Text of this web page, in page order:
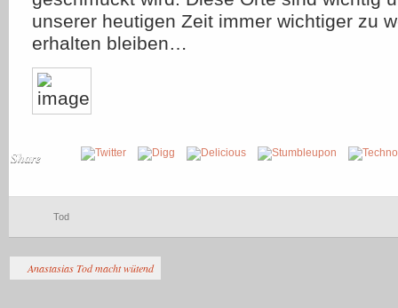
unserer heutigen Zeit immer wichtiger zu
erhalten bleiben…
Share
Tod
Anastasias Tod macht wütend